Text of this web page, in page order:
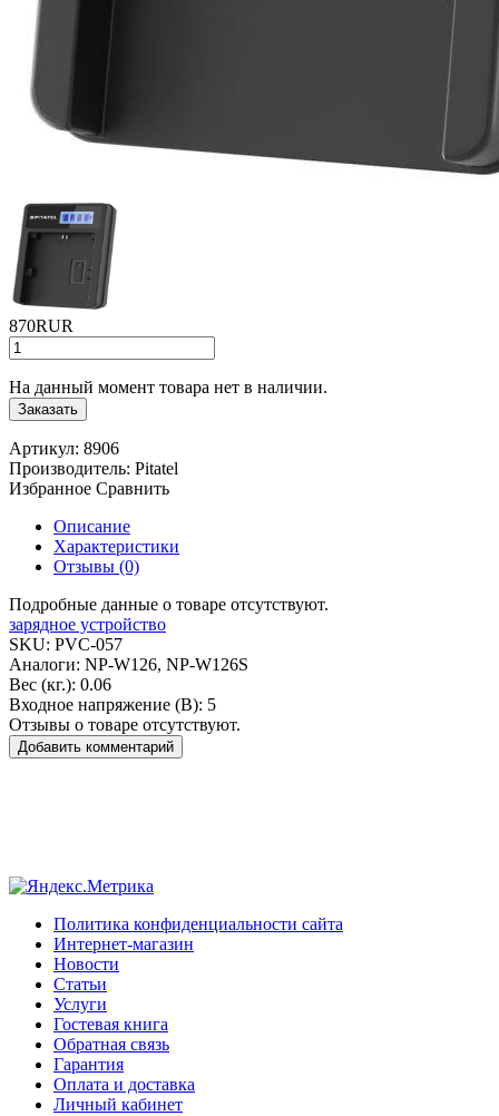
870RUR
На данный момент товара нет в наличии.
Заказать
Артикул: 8906
Производитель: Pitatel
Избранное Сравнить
Описание
Характеристики
Отзывы (0)
Подробные данные о товаре отсутствуют.
зарядное устройство
SKU: PVC-057
Аналоги: NP-W126, NP-W126S
Вес (кг.): 0.06
Входное напряжение (В): 5
Отзывы о товаре отсутствуют.
Добавить комментарий
Политика конфиденциальности сайта
Интернет-магазин
Новости
Статьи
Услуги
Гостевая книга
Обратная связь
Гарантия
Оплата и доставка
Личный кабинет